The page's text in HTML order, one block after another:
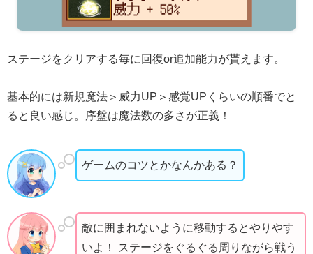
ステージをクリアする毎に回復or追加能力が貰えます。
基本的には新規魔法＞威力UP＞感覚UPくらいの順番でと
ると良い感じ。序盤は魔法数の多さが正義！
ゲームのコツとかなんかある？
敵に囲まれないように移動するとやりやす
いよ！ ステージをぐるぐる周りながら戦う